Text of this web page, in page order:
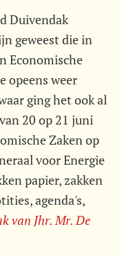
Duivendak
geweest die in
Economische
opeens weer
ging het ook al
20 op 21 juni
Zaken op
voor Energie
papier, zakken
agenda's,
van Jhr. Mr. De